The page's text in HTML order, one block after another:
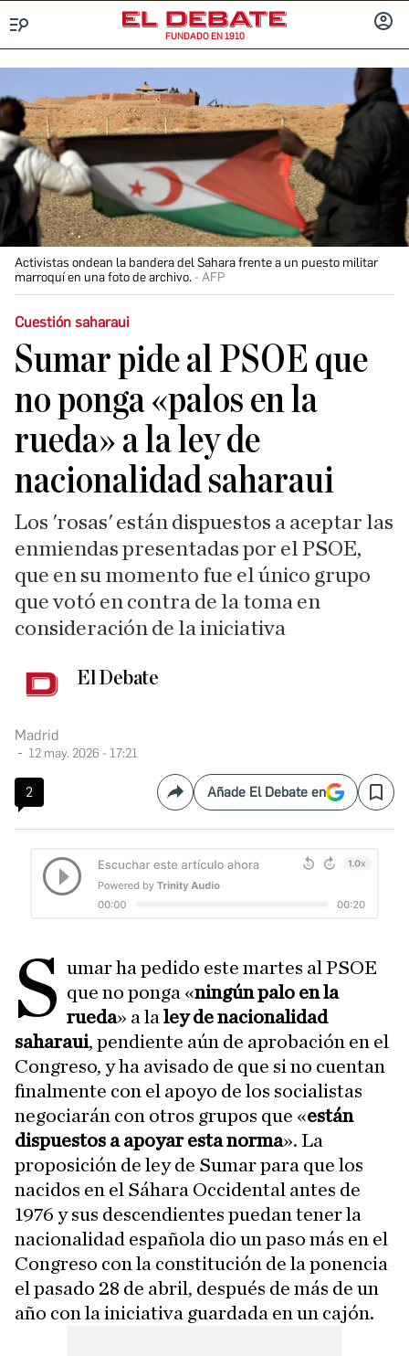
FUNDADO EN 1910
Activistas ondean la bandera del Sahara frente a un puesto militar
marroquí en una foto de archivo.
AFP
Cuestión saharaui​
Sumar pide al PSOE que
no ponga «palos en la
rueda» a la ley de
nacionalidad saharaui
Los 'rosas' están dispuestos a aceptar las
enmiendas presentadas por el PSOE,
que en su momento fue el único grupo
que votó en contra de la toma en
consideración de la iniciativa
El Debate
Madrid
12 may. 2026 - 17:21
2 CompartirAñade El Debate en Save
S umar ha pedido este martes al PSOE
que no ponga «ningún palo en la
rueda» a laley de nacionalidad
saharaui, pendiente aún de aprobación en el
Congreso, y ha avisado de que si no cuentan
finalmente con el apoyo de los socialistas
negociarán con otros grupos que «están
dispuestos a apoyar esta norma». La
proposición de ley de Sumar para que los
nacidos en el Sáhara Occidental antes de
1976 y sus descendientes puedan tener la
nacionalidad española dio un paso más en el
Congreso con la constitución de la ponencia
el pasado 28 de abril, después de más de un
año con la iniciativa guardada en un cajón.